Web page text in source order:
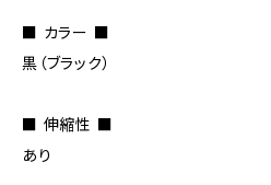
■ カラー ■
黒（ブラック）
■ 伸縮性 ■
あり